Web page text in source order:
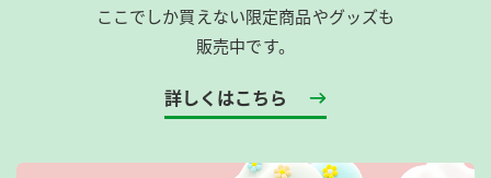
ここでしか買えない限定商品やグッズも
販売中です。
詳しくはこちら